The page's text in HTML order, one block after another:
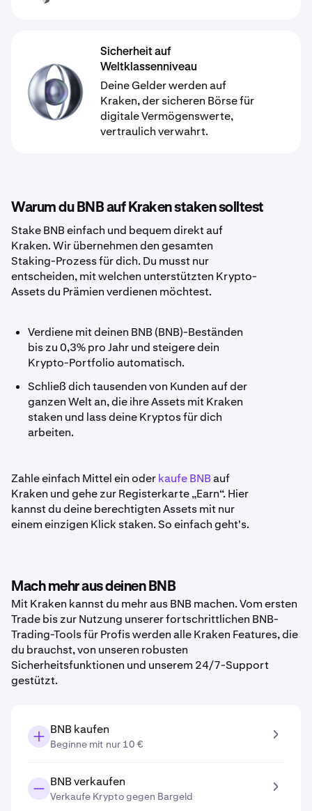
Sicherheit auf
Weltklassenniveau
Deine Gelder werden auf
Kraken, der sicheren Börse für
digitale Vermögenswerte,
vertraulich verwahrt.
Warum du BNB auf Kraken staken solltest
Stake BNB einfach und bequem direkt auf
Kraken. Wir übernehmen den gesamten
Staking-Prozess für dich. Du musst nur
entscheiden, mit welchen unterstützten Krypto-
Assets du Prämien verdienen möchtest.
Verdiene mit deinen BNB (BNB)-Beständen
bis zu 0,3% pro Jahr und steigere dein
Krypto-Portfolio automatisch.
Schließ dich tausenden von Kunden auf der
ganzen Welt an, die ihre Assets mit Kraken
staken und lass deine Kryptos für dich
arbeiten.
Zahle einfach Mittel ein oderkaufe BNBauf
Kraken und gehe zur Registerkarte „Earn“. Hier
kannst du deine berechtigten Assets mit nur
einem einzigen Klick staken. So einfach geht's.
Mach mehr aus deinen BNB
Mit Kraken kannst du mehr aus BNB machen. Vom ersten
Trade bis zur Nutzung unserer fortschrittlichen BNB-
Trading-Tools für Profis werden alle Kraken Features, die
du brauchst, von unseren robusten
Sicherheitsfunktionen und unserem 24/7-Support
gestützt.
BNB kaufen
Beginne mit nur 10 €
BNB verkaufen
Verkaufe Krypto gegen Bargeld